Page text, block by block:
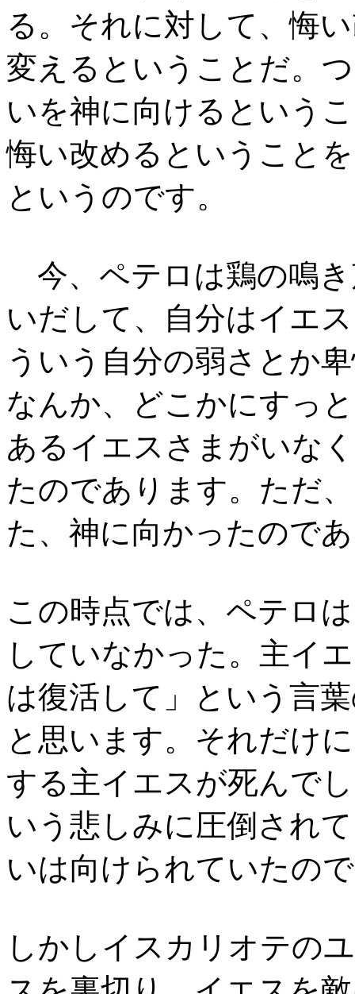
る。それに対して、悔
変えるということだ。
いを神に向けるという
悔い改めるということ
というのです。
今、ペテロは鶏の鳴
いだして、自分はイエ
ういう自分の弱さとか
なんか、どこかにすっ
あるイエスさまがいな
たのであります。ただ
た、神に向かったので
この時点では、ペテロ
していなかった。主イ
は復活して」という言
と思います。それだけ
する主イエスが死んで
いう悲しみに圧倒され
いは向けられていたの
しかしイスカリオテの